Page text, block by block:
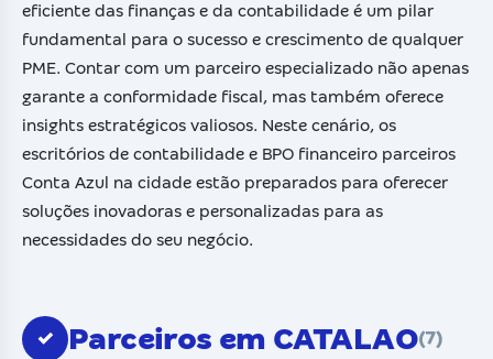
eficiente das finanças e da contabilidade é um pilar
fundamental para o sucesso e crescimento de qualquer
PME. Contar com um parceiro especializado não apenas
garante a conformidade fiscal, mas também oferece
insights estratégicos valiosos. Neste cenário, os
escritórios de contabilidade e BPO financeiro parceiros
Conta Azul na cidade estão preparados para oferecer
soluções inovadoras e personalizadas para as
necessidades do seu negócio.
✓ Parceiros em CATALAO(7)